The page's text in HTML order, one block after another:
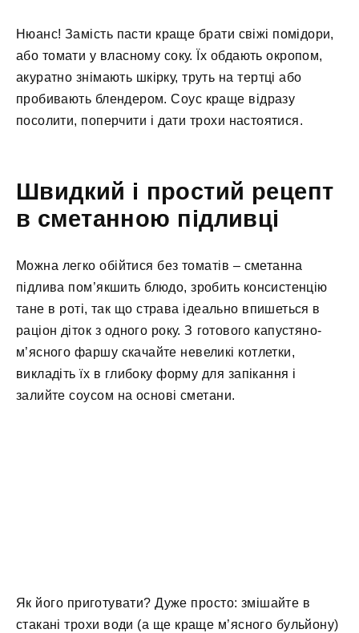
Нюанс! Замість пасти краще брати свіжі помідори,
або томати у власному соку. Їх обдають окропом,
акуратно знімають шкірку, труть на тертці або
пробивають блендером. Соус краще відразу
посолити, поперчити і дати трохи настоятися.
Швидкий і простий рецепт
в сметанною підливці
Можна легко обійтися без томатів – сметанна
підлива пом’якшить блюдо, зробить консистенцію
тане в роті, так що страва ідеально впишеться в
раціон діток з одного року. З готового капустяно-
м’ясного фаршу скачайте невеликі котлетки,
викладіть їх в глибоку форму для запікання і
залийте соусом на основі сметани.
Як його приготувати? Дуже просто: змішайте в
стакані трохи води (а ще краще м’ясного бульйону)